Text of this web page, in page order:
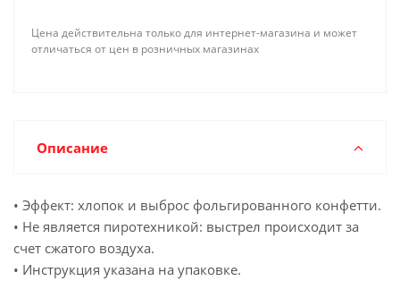
Цена действительна только для интернет-магазина и может
отличаться от цен в розничных магазинах
Описание
• Эффект: хлопок и выброс фольгированного конфетти.
• Не является пиротехникой: выстрел происходит за
счет сжатого воздуха.
• Инструкция указана на упаковке.